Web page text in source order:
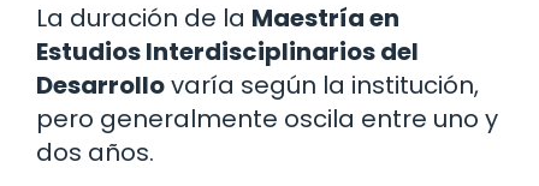
La duración de la Maestría en
Estudios Interdisciplinarios del
Desarrollovaría según la institución,
pero generalmente oscila entre uno y
dos años.